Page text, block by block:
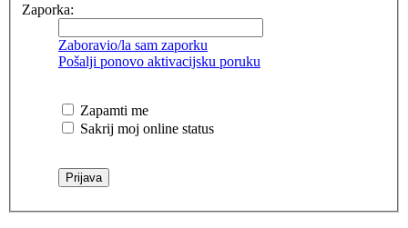
Zaporka:
Zaboravio/la sam zaporku
Pošalji ponovo aktivacijsku poruku
Zapamti me
Sakrij moj online status